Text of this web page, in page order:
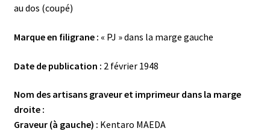
au dos (coupé)
Marque en filigrane : « PJ » dans la marge gauche
Date de publication : 2 février 1948
Nom des artisans graveur et imprimeur dans la marge
droite :
Graveur (à gauche) : Kentaro MAEDA